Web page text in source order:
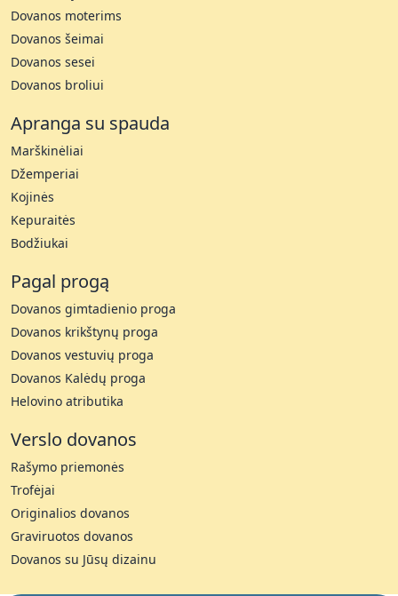
Dovanos moterims
Dovanos šeimai
Dovanos sesei
Dovanos broliui
Apranga su spauda
Marškinėliai
Džemperiai
Kojinės
Kepuraitės
Bodžiukai
Pagal progą
Dovanos gimtadienio proga
Dovanos krikštynų proga
Dovanos vestuvių proga
Dovanos Kalėdų proga
Helovino atributika
Verslo dovanos
Rašymo priemonės
Trofėjai
Originalios dovanos
Graviruotos dovanos
Dovanos su Jūsų dizainu